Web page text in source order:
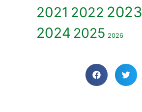
2021 2022 2023
2024 2025 2026